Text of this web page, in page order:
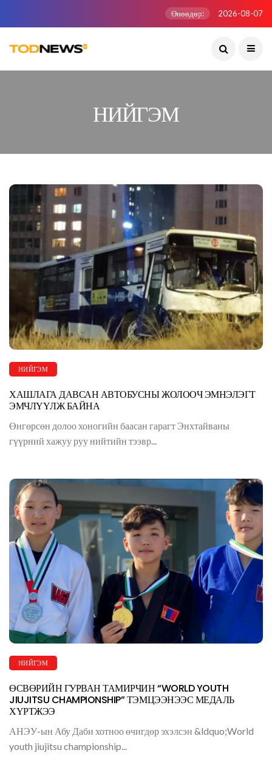
Өнөөдөр: 2026-08-07
НИЙГЭМ
НИЙГЭМ
ХАШЛАГА ДАВСАН АВТОБУСНЫ ЖОЛООЧ ЭМНЭЛЭГТ
ЭМЧЛҮҮЛЖ БАЙНА
Өнгөрсөн долоо хоногийн баасан гарагт Энхтайваны
гүүрний хажуу руу нийтийн тээвр...
НИЙГЭМ
ӨСВӨРИЙН ГУРВАН ТАМИРЧИН “WORLD YOUTH
JIUJITSU CHAMPIONSHIP” ТЭМЦЭЭНЭЭС МЕДАЛЬ
ХҮРТЖЭЭ
АНЭУ-ын Абу Даби хотноо өчигдөр эхэлсэн &ldquo;World
youth jiujitsu championship...